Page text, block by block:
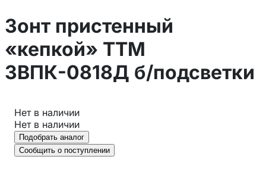
Зонт пристенный
«кепкой» ТТМ
ЗВПК-0818Д б/подсветки
Нет в наличии
Нет в наличии
Подобрать аналог
Сообщить о поступлении